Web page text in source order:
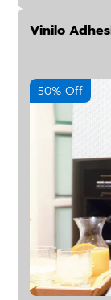
Vinilo
50% Off